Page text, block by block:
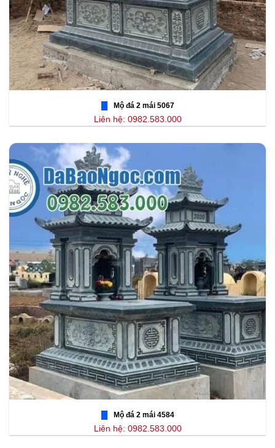
Mộ đá 2 mái 5067
Liên hệ: 0982.583.000
Mộ đá 2 mái 4584
Liên hệ: 0982.583.000